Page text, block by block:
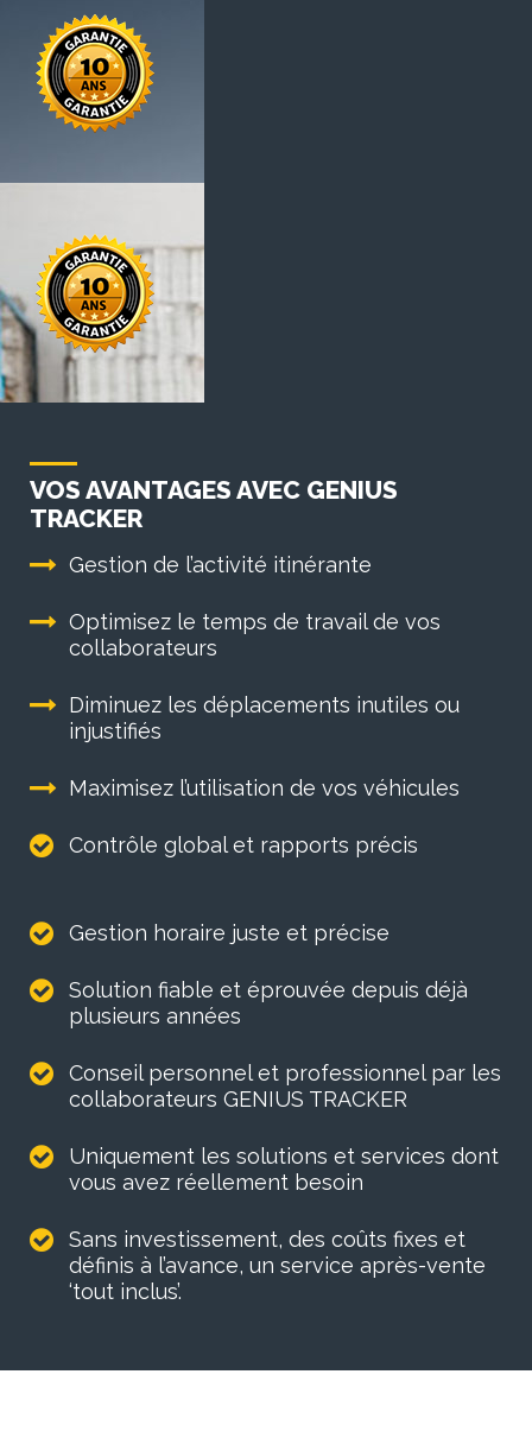
VOS AVANTAGES AVEC GENIUS
TRACKER
Gestion de l’activité itinérante
Optimisez le temps de travail de vos
collaborateurs
Diminuez les déplacements inutiles ou
injustifiés
Maximisez l’utilisation de vos véhicules
Contrôle global et rapports précis
Gestion horaire juste et précise
Solution fiable et éprouvée depuis déjà
plusieurs années
Conseil personnel et professionnel par les
collaborateurs GENIUS TRACKER
Uniquement les solutions et services dont
vous avez réellement besoin
Sans investissement, des coûts fixes et
définis à l’avance, un service après-vente
‘tout inclus’.